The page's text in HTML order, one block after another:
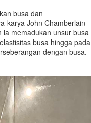
busa dan
karya John Chamberlain
ia memadukan unsur busa
busa hingga pada
dengan busa.